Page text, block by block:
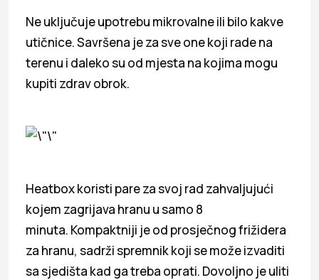
Ne uključuje upotrebu mikrovalne ili bilo kakve
utičnice. Savršena je za sve one koji rade na
terenu i daleko su od mjesta na kojima mogu
kupiti zdrav obrok.
Heatbox koristi pare za svoj rad zahvaljujući
kojem zagrijava hranu u samo 8
minuta. Kompaktniji je od prosječnog frižidera
za hranu, sadrži spremnik koji se može izvaditi
sa sjedišta kad ga treba oprati. Dovoljno je uliti